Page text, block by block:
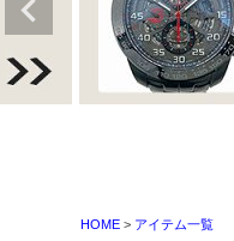
HOME アイテム一覧